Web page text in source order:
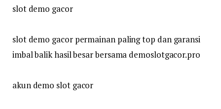
slot demo gacor
slot demo gacor permainan paling top dan garansi
imbal balik hasil besar bersama demoslotgacor.pro
akun demo slot gacor